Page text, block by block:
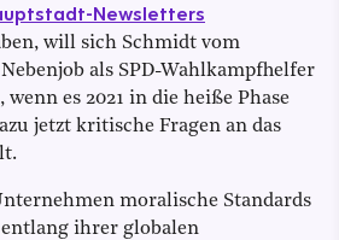
Newsletters
will sich Schmidt vom
als SPD-Wahlkampfhelfer
wenn es 2021 in die heiße Phase
jetzt kritische Fragen an das
moralische Standards
ihrer globalen